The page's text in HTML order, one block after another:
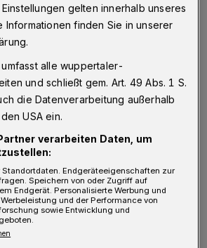
erwarteten
von rund zehn Millionen
haben sich nicht
Minderausgaben
wirtschaftlichen
bei den Unternehmen haben
Unter
der Gewerbesteuerumlage
Vormonatsvergleich hierdurch
von über neun Millionen
gelten innerhalb unseres
Informationen finden Sie in unserer
umfasst alle wuppertaler-
und schließt gem. Art. 49 Abs. 1 S.
die Datenverarbeitung außerhalb
USA ein.
verarbeiten Daten, um
Endgeräteeigenschaften zur
Speichern von oder Zugriff auf
Endgerät. Personalisierte Werbung und
und der Performance von
sowie Entwicklung und